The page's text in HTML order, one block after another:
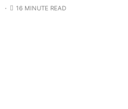
16 MINUTE READ